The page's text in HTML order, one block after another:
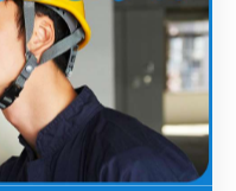
ため、納得のいく工事
一時的に依頼が集中す
がおすすめです。最適
済的なエアコン工事が